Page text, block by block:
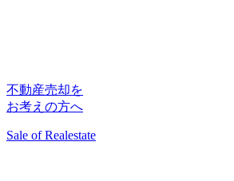
不動産売却を
お考えの方へ
Sale of Realestate